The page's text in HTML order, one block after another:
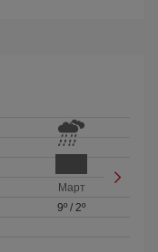
Март
9º /2º